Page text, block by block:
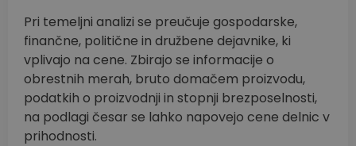
Pri temeljni analizi se preučuje gospodarske,
finančne, politične in družbene dejavnike, ki
vplivajo na cene. Zbirajo se informacije o
obrestnih merah, bruto domačem proizvodu,
podatkih o proizvodnji in stopnji brezposelnosti,
na podlagi česar se lahko napovejo cene delnic v
prihodnosti.